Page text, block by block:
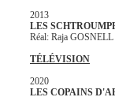
2013
LES
Réal: Raja GOSNELL
TÉLÉVISION
2020
LES COPAINS